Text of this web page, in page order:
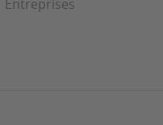
Entreprises